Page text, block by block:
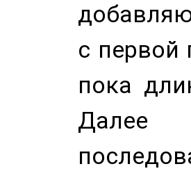
с первой
пока
Далее